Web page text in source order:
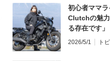
初心者ママ
Clutchの魅
る存在です」
2026/5/1 ト